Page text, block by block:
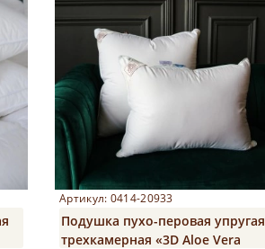
Артикул: 0414-20933
Подушка пухо-перовая упругая
трехкамерная «3D Aloe Vera